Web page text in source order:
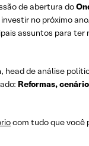
de abertura do
no próximo
assuntos para ter
, head de análise
Reformas,
com tudo que você